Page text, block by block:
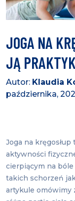
JOGA NA
JĄ
Autor: Klaudia
października,
Joga na
aktywności
cierpiącym na
takich schorzeń
artykule omówimy